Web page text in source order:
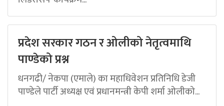
प्रदेश सरकार गठन र ओलीको नेतृत्वमाथि
पाण्डेको प्रश्न
धनगढी/ नेकपा (एमाले) का महाधिवेशन प्रतिनिधि डेजी
पाण्डेले पार्टी अध्यक्ष एवं प्रधानमन्त्री केपी शर्मा ओलीको...